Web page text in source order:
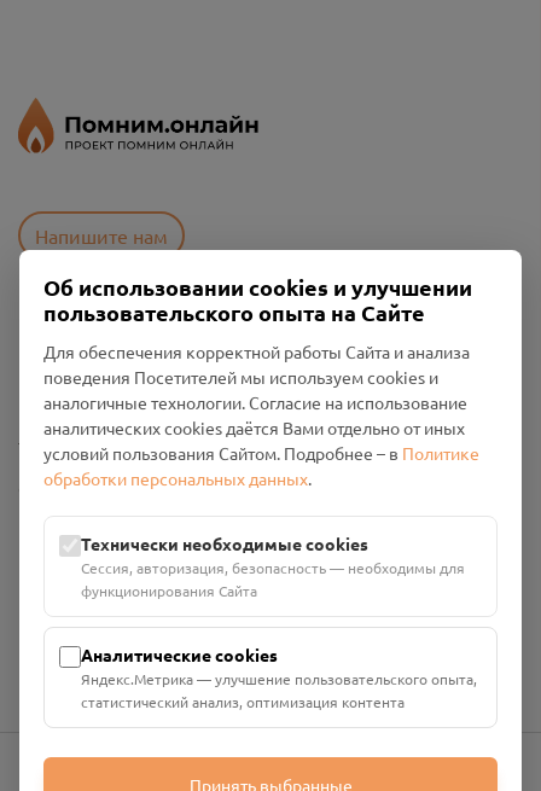
Напишите нам
Политика конфиденциальности
Промо-материалы
Настройки cookies
Общество с ограниченной ответственностью «Смоленский
Проект Помним»
ИНН: 6700029207 ОГРН: 1256700001986
Юридический адрес: 216790, Смоленская область, р-н
Руднянский, г. Рудня, улица Западная, д. 26А, пом. 18
Номер счёта: 40702810901130004287 в АО "АЛЬФА-БАНК"
Об использовании cookies и улучшении
пользовательского опыта на Сайте
Для обеспечения корректной работы Сайта и анализа
поведения Посетителей мы используем cookies и
аналогичные технологии. Согласие на использование
аналитических cookies даётся Вами отдельно от иных
условий пользования Сайтом. Подробнее – в Политике
обработки персональных данных.
Технически необходимые cookies
Сессия, авторизация, безопасность — необходимы для
функционирования Сайта
Аналитические cookies
Яндекс.Метрика — улучшение пользовательского опыта,
статистический анализ, оптимизация контента
Принять выбранные